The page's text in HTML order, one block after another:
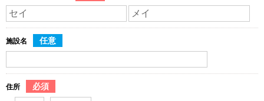
施設名 任意
住所 必須